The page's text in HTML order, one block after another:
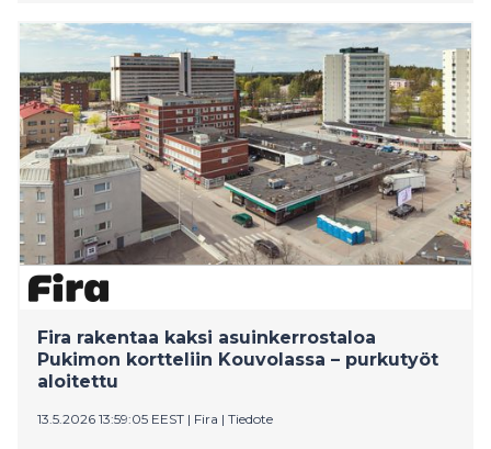
vuoden 2027 lopulla.
Fira rakentaa kaksi asuinkerrostaloa
Pukimon kortteliin Kouvolassa – purkutyöt
aloitettu
13.5.2026 13:59:05 EEST | Fira | Tiedote